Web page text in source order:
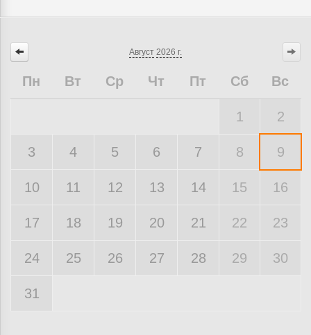
Август 2026 г.
Пн Вт Ср Чт Пт Сб Вс
1 2
3 4 5 6 7 8 9
10 11 12 13 14 15 16
17 18 19 20 21 22 23
24 25 26 27 28 29 30
31